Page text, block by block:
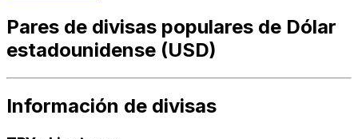
Pares de divisas populares de Dólar
estadounidense (USD)
Información de divisas